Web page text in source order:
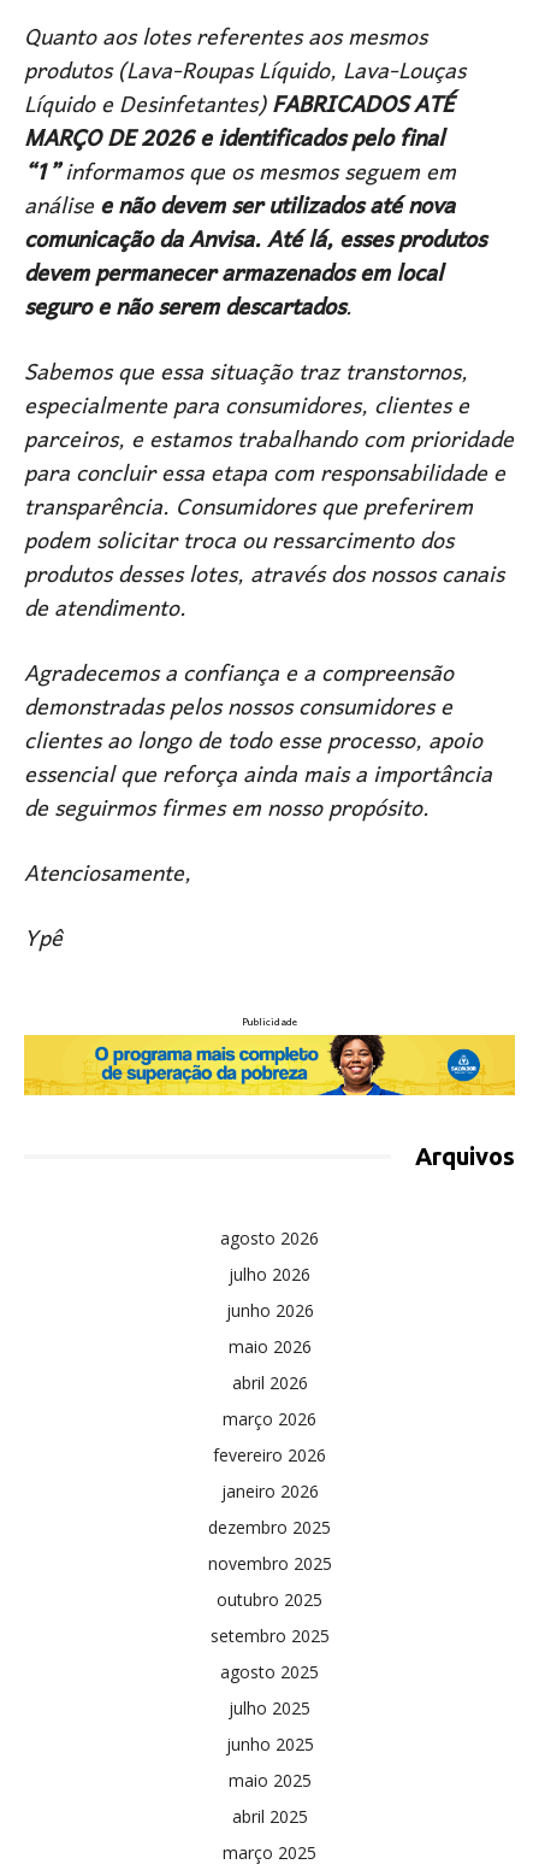
Quanto aos lotes referentes aos mesmos
produtos (Lava-Roupas Líquido, Lava-Louças
Líquido e Desinfetantes)FABRICADOS ATÉ
MARÇO DE 2026 e identificados pelo final
“1”informamos que os mesmos seguem em
análisee não devem ser utilizados até nova
comunicação da Anvisa. Até lá, esses produtos
devem permanecer armazenados em local
seguro e não serem descartados.
Sabemos que essa situação traz transtornos,
especialmente para consumidores, clientes e
parceiros, e estamos trabalhando com prioridade
para concluir essa etapa com responsabilidade e
transparência. Consumidores que preferirem
podem solicitar troca ou ressarcimento dos
produtos desses lotes, através dos nossos canais
de atendimento.
Agradecemos a confiança e a compreensão
demonstradas pelos nossos consumidores e
clientes ao longo de todo esse processo, apoio
essencial que reforça ainda mais a importância
de seguirmos firmes em nosso propósito.
Atenciosamente,
Ypê
Publicidade
Arquivos
agosto 2026
julho 2026
junho 2026
maio 2026
abril 2026
março 2026
fevereiro 2026
janeiro 2026
dezembro 2025
novembro 2025
outubro 2025
setembro 2025
agosto 2025
julho 2025
junho 2025
maio 2025
abril 2025
março 2025